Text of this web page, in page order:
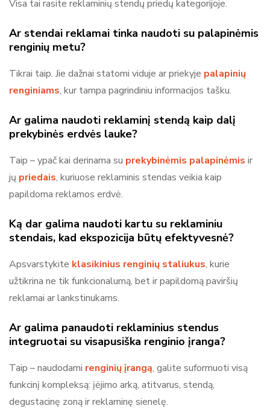
Visa tai rasite reklaminių stendų priedų kategorijoje.
Ar stendai reklamai tinka naudoti su palapinėmis
renginių metu?
Tikrai taip. Jie dažnai statomi viduje ar priekyje palapinių
renginiams, kur tampa pagrindiniu informacijos tašku.
Ar galima naudoti reklaminį stendą kaip dalį
prekybinės erdvės lauke?
Taip – ypač kai derinama su prekybinėmis palapinėmis ir
jų priedais, kuriuose reklaminis stendas veikia kaip
papildoma reklamos erdvė.
Ką dar galima naudoti kartu su reklaminiu
stendais, kad ekspozicija būtų efektyvesnė?
Apsvarstykite klasikinius renginių staliukus, kurie
užtikrina ne tik funkcionalumą, bet ir papildomą paviršių
reklamai ar lankstinukams.
Ar galima panaudoti reklaminius stendus
integruotai su visapusiška renginio įranga?
Taip – naudodami renginių įrangą, galite suformuoti visą
funkcinį kompleksą: įėjimo arką, atitvarus, stendą,
degustacinę zoną ir reklaminę sienelę.